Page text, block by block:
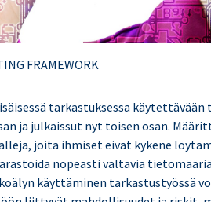
FRAMEWORK
tarkastuksessa
ja julkaissut nyt toisen osan.
joita ihmiset eivät kykene
nopeasti valtavia
käyttäminen tarkastustyössä